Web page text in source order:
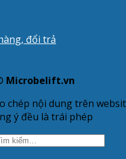
đổi trả
Microbelift.vn
chép nội dung trên
ý đều là trái phép